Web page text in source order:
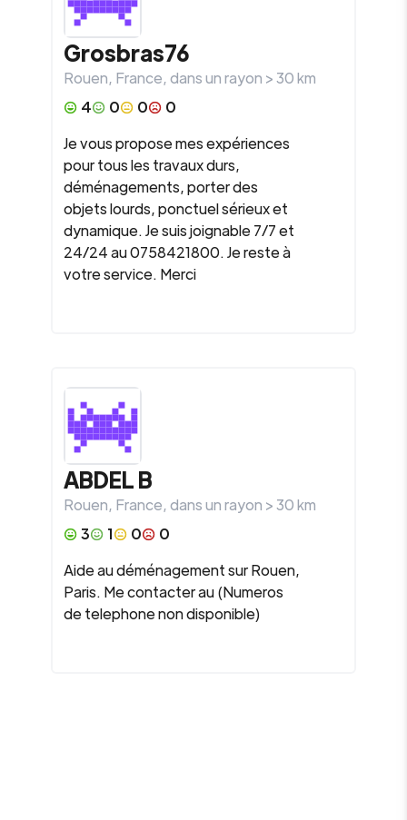
Grosbras76
Rouen, France, dans un rayon >30km
4
0 0
0
Je vous propose mes expériences
pour tous les travaux durs,
déménagements, porter des
objets lourds, ponctuel sérieux et
dynamique. Je suis joignable 7/7 et
24/24 au 0758421800. Je reste à
votre service. Merci
ABDEL B
Rouen, France, dans un rayon >30km
3
1 0
0
Aide au déménagement sur Rouen,
Paris. Me contacter au (Numeros
de telephone non disponible)